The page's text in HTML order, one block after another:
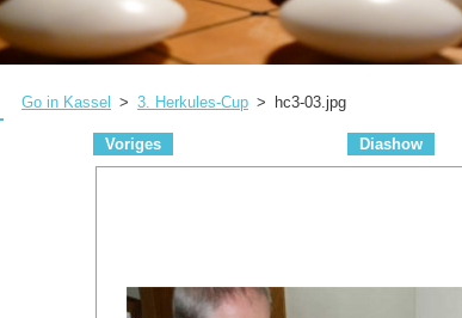
Go in Kassel > 3. Herkules-Cup > hc3-03.jpg
Voriges Diashow